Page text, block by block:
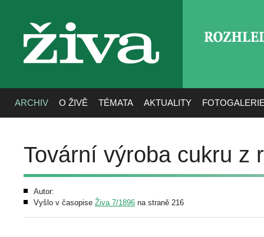
živa
ARCHIV O ŽIVĚ TÉMATA AKTUALITY
Tovární výroba cukru z
Autor:
Vyšlo v časopise Živa 7/1896 na straně 216